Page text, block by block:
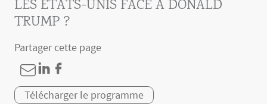
LES ÉTATS-UNIS FACE À DONALD
TRUMP ?
Partager cette page
Télécharger le programme